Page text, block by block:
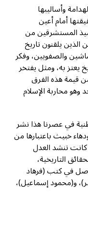
وأساليبها
أمام أعين
المستشرقين من
الذين يلقنون تاريخ
والصفويين، وفكر
يعتز به، ومثل يفتخر
قيمة هذه الفرق
وهو محاربة الإسلام
في عصرنا هذا نشر
خبيث باعتبارها من
كانت تنشد العدل
التاريخية،
في كتب (فرهاد
و(محمود إسماعيل)،